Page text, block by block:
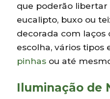
que poderão libertar
eucalipto, buxo ou
decorada com laços
escolha, vários tipos
pinhas ou até
Iluminação de